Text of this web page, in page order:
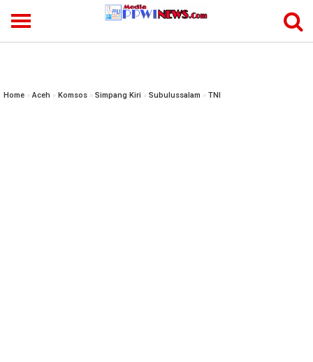
Home »Aceh » Komsos » Simpang Kiri » Subulussalam » TNI